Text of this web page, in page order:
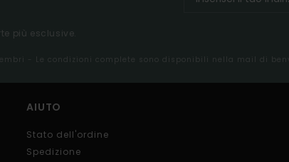
più esclusive.
- Le condizioni complete sono disponibili nella mail di
AIUTO
Stato dell'ordine
Spedizione